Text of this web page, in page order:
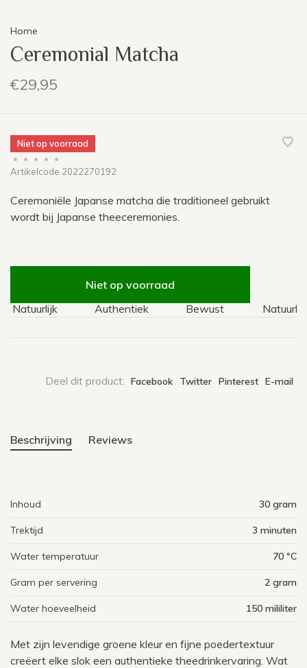
Home
Ceremonial Matcha
€29,95
Niet op voorraad
•
• • •
•
Artikelcode 2022270192
Ceremoniële Japanse matcha die traditioneel gebruikt
wordt bij Japanse theeceremonies.
Niet op voorraad
Natuurlijk
Authentiek Bewust Natuurlijk
Deel dit product: Facebook Twitter Pinterest E-mail
Beschrijving Reviews
Inhoud 30 gram
Trektijd 3 minuten
Water temperatuur 70 ºC
Gram per servering 2 gram
Water hoeveelheid 150 mililiter
Met zijn levendige groene kleur en fijne poedertextuur
creëert elke slok een authentieke theedrinkervaring. Wat